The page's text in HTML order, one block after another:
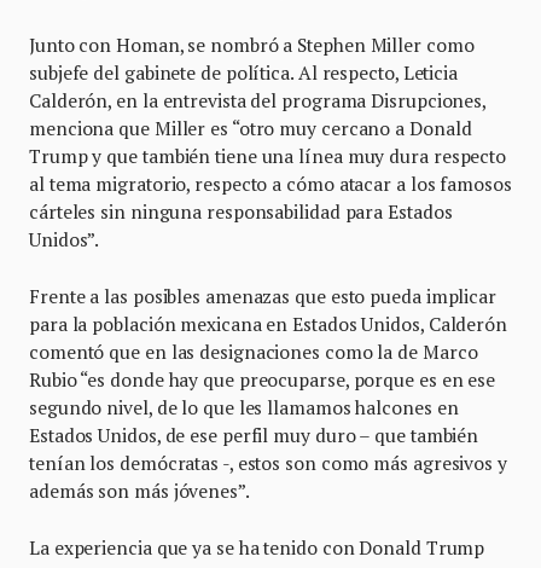
Junto con Homan, se nombró a Stephen Miller como
subjefe del gabinete de política. Al respecto, Leticia
Calderón, en la entrevista del programa Disrupciones,
menciona que Miller es “otro muy cercano a Donald
Trump y que también tiene una línea muy dura respecto
al tema migratorio, respecto a cómo atacar a los famosos
cárteles sin ninguna responsabilidad para Estados
Unidos”.
Frente a las posibles amenazas que esto pueda implicar
para la población mexicana en Estados Unidos, Calderón
comentó que en las designaciones como la de Marco
Rubio “es donde hay que preocuparse, porque es en ese
segundo nivel, de lo que les llamamos halcones en
Estados Unidos, de ese perfil muy duro – que también
tenían los demócratas -, estos son como más agresivos y
además son más jóvenes”.
La experiencia que ya se ha tenido con Donald Trump